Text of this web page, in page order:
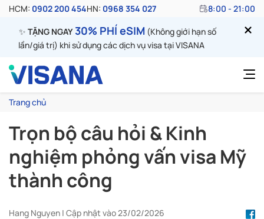
HCM: 0902 200 454HN: 0968 354 027 8:00 - 21:00
✨ TẶNG NGAY30% PHÍ eSIM (Không giới hạn số
lần/giá trị) khi sử dụng các dịch vụ visa tại VISANA
Trang chủ
Trọn bộ câu hỏi & Kinh
nghiệm phỏng vấn visa Mỹ
thành công
Hang Nguyen | Cập nhật vào 23/02/2026